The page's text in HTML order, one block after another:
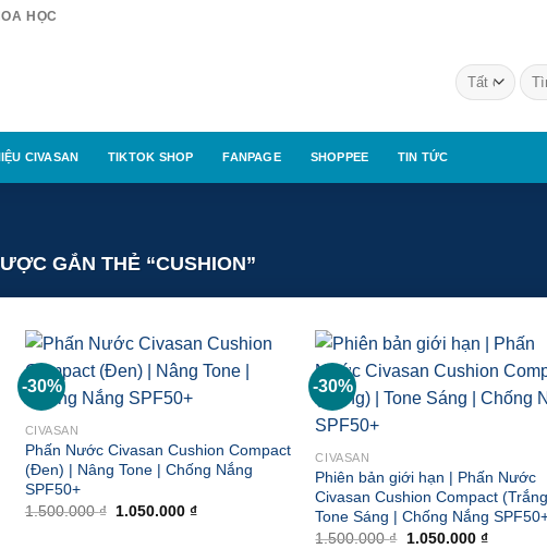
HỌC
Tìm
kiếm:
CIVASAN TIKTOK SHOP FANPAGE SHOPPEE TIN TỨC
GẮN THẺ “CUSHION”
-30%
CIVASAN
Phấn Nước Civasan Cushion Compact
(Đen) | Nâng Tone | Chống Nắng
SPF50+
1.500.000₫ Giá
1.050.000₫Giá
-30%
CIVASAN
Phiên bản giới hạn | Phấn Nước
Civasan Cushion Compact
Tone Sáng | Chống Nắng
1.500.000₫ Giá
1.050.000 ₫Giá